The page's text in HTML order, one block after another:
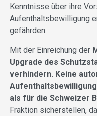
Kenntnisse über ihre
Aufenthaltsbewilligung
gefährden.
Mit der Einreichung der
Upgrade des
verhindern. Keine
als für die Schweizer
Fraktion sicherstellen,